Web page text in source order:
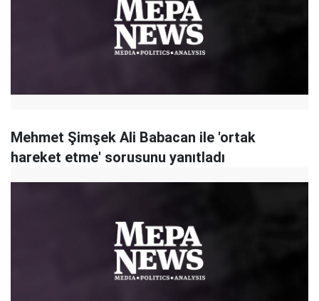
Mehmet Şimşek Ali Babacan ile 'ortak
hareket etme' sorusunu yanıtladı